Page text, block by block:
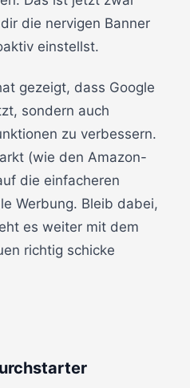
die nervigen Banner
einstellst.
gezeigt, dass Google
sondern auch
zu verbessern.
(wie den Amazon-
die einfacheren
Werbung. Bleib dabei,
es weiter mit dem
richtig schicke